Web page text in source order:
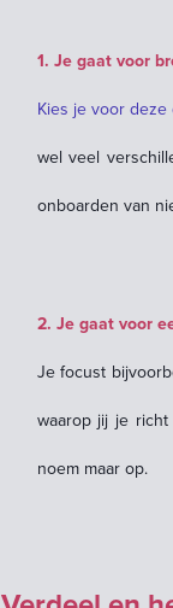
1. Je gaat voor
Kies je voor
wel veel
onboarden van
2. Je gaat voor
Je focust
waarop jij je richt
noem maar op.